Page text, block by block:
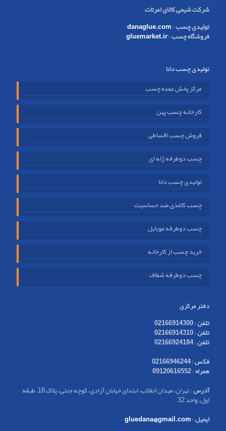
شرکت شیمی کالای امرتات
تولیدی چسب:
danaglue.com
فروشگاه چسب:
gluemarket.ir
تولیدی چسب دانا
مرکز پخش عمده چسب
کارخانه چسب پهن
فروش چسب اقساطی
چسب دوطرفه ژله ای
تولیدی چسب دانا
چسب کاغذی ضد حساسیت
چسب دوطرفه موبایل
خرید چسب از کارخانه
چسب دوطرفه شفاف
دفتر مرکزی
تلفن:
02166914300
تلفن:
02166914310
تلفن:
02166924184
فکس:
02166946244
همراه:
09120616552
آدرس
: تهران، میدان انقلاب، ابتدای خیابان آزادی، کوچه جنتی، پلاک 18، طبقه
اول، واحد 32
ایمیل:
gluedana@gmail.com